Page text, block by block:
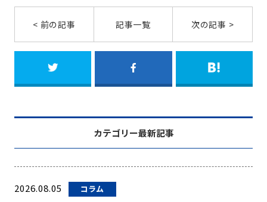
< 前の記事 記事一覧 次の記事 >
カテゴリー最新記事
2026.08.05 コラム